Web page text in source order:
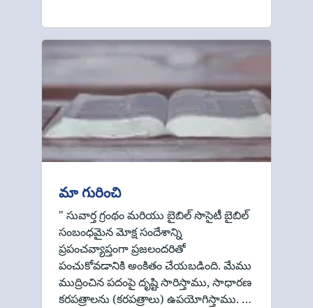
మా గురించి
" సువార్త గ్రంథం మరియు బైబిల్ సొసైటీ బైబిల్
సంబంధమైన మోక్ష సందేశాన్ని
ప్రపంచవ్యాప్తంగా ప్రజలందరితో
పంచుకోవడానికి అంకితం చేయబడింది. మేము
ముద్రించిన పదంపై దృష్టి సారిస్తాము, సాధారణ
కరపత్రాలను (కరపత్రాలు) ఉపయోగిస్తాము. …